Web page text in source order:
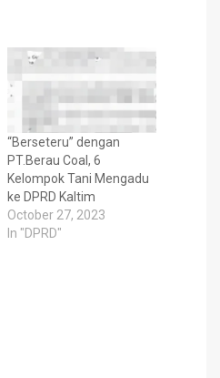
“Berseteru” dengan
PT.Berau Coal, 6
Kelompok Tani Mengadu
ke DPRD Kaltim
October 27, 2023
In "DPRD"